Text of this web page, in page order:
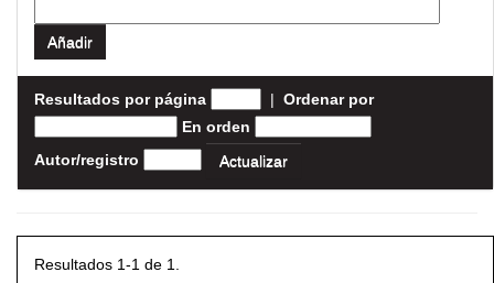
Resultados por página | Ordenar por
En orden
Autor/registro
Resultados 1-1 de 1.